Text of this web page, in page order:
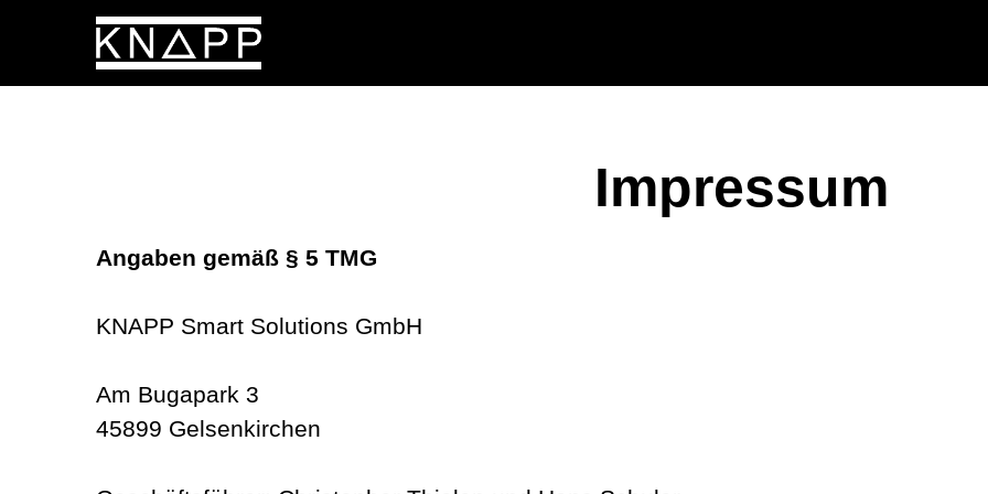
Impressum
Angaben gemäß § 5 TMG
KNAPP Smart Solutions GmbH
Am Bugapark 3
45899 Gelsenkirchen